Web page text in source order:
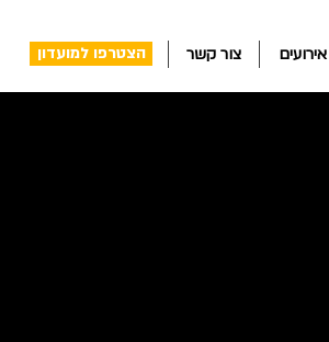
הצטרפו למועדון אירועים צור קשר